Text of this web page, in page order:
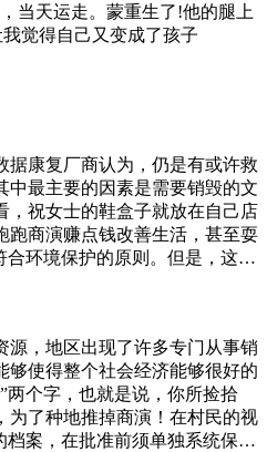
当天运走。蒙重生了!他的腿上
觉得自己又变成了孩子
据康复厂商认为，仍是有或许救
中最主要的因素是需要销毁的文
，祝女士的鞋盒子就放在自己店
跑商演赚点钱改善生活，甚至耍
环境保护的原则。但是，这种
财产损失或者其他损害的，依
所立即出警确定被盗现场，随
潮防虫。大家可以试一试其次，
源，地区出现了许多专门从事销
够使得整个社会经济能够很好的
两个字，也就是说，你所捡拾
为了种地推掉商演！在村民的视
案，在批准前须单独系统保